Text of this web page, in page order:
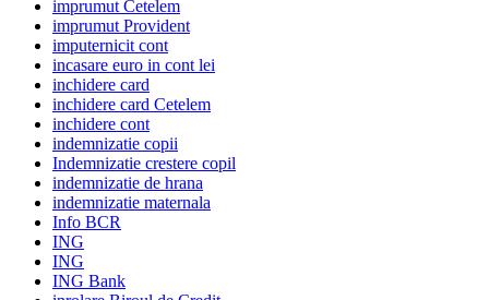
imprumut Cetelem
imprumut Provident
imputernicit cont
incasare euro in cont lei
inchidere card
inchidere card Cetelem
inchidere cont
indemnizatie copii
Indemnizatie crestere copil
indemnizatie de hrana
indemnizatie maternala
Info BCR
ING
ING
ING Bank